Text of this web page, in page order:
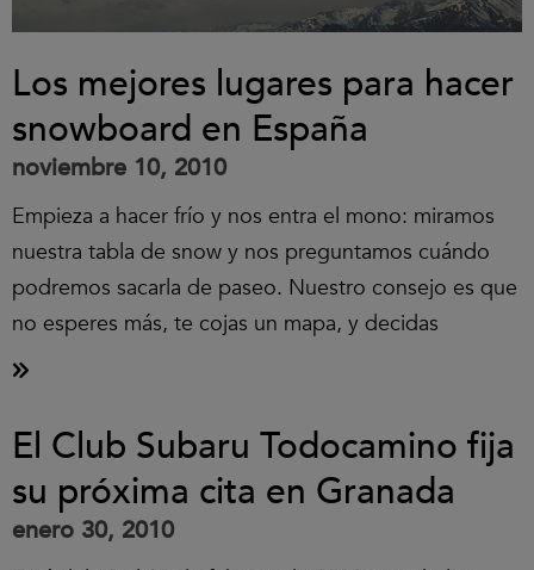
Los mejores lugares para hacer
snowboard en España
noviembre 10, 2010
Empieza a hacer frío y nos entra el mono: miramos
nuestra tabla de snow y nos preguntamos cuándo
podremos sacarla de paseo. Nuestro consejo es que
no esperes más, te cojas un mapa, y decidas
El Club Subaru Todocamino fija
su próxima cita en Granada
enero 30, 2010